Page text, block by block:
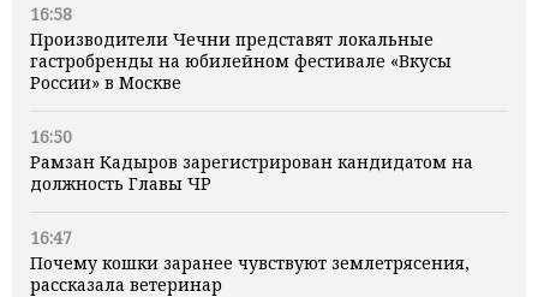
16:58
Производители Чечни представят локальные
гастробренды на юбилейном фестивале «Вкусы
России» в Москве
16:50
Рамзан Кадыров зарегистрирован кандидатом на
должность Главы ЧР
16:47
Почему кошки заранее чувствуют землетрясения,
рассказала ветеринар